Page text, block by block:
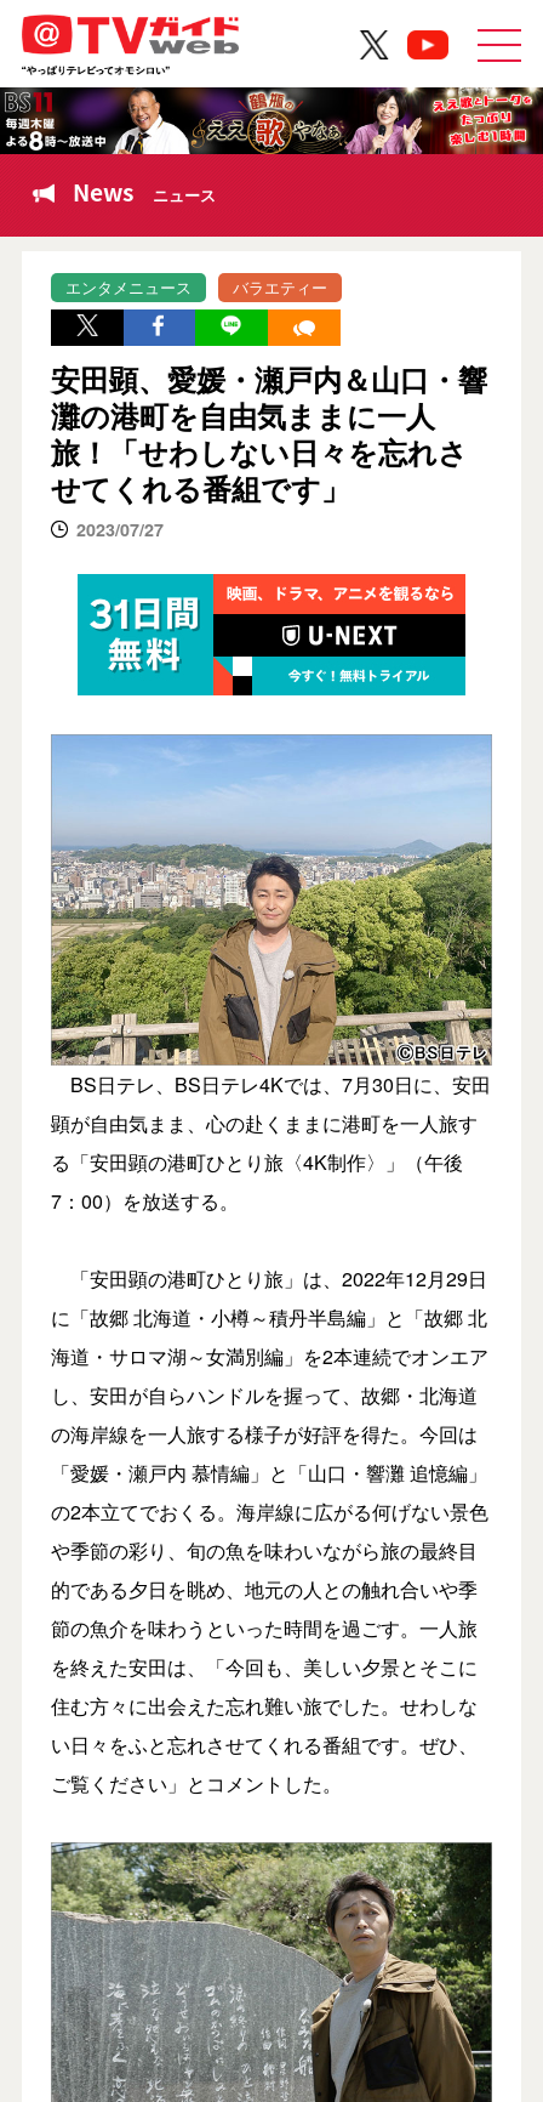
News ニュース
エンタメニュース バラエティー
安田顕、愛媛・瀬戸内＆山口・響
灘の港町を自由気ままに一人
旅！「せわしない日々を忘れさ
せてくれる番組です」
2023/07/27
BS日テレ、BS日テレ4Kでは、7月30日に、安田
顕が自由気まま、心の赴くままに港町を一人旅す
る「安田顕の港町ひとり旅〈4K制作〉」（午後
7：00）を放送する。
「安田顕の港町ひとり旅」は、2022年12月29日
に「故郷 北海道・小樽～積丹半島編」と「故郷 北
海道・サロマ湖～女満別編」を2本連続でオンエア
し、安田が自らハンドルを握って、故郷・北海道
の海岸線を一人旅する様子が好評を得た。今回は
「愛媛・瀬戸内 慕情編」と「山口・響灘 追憶編」
の2本立てでおくる。海岸線に広がる何げない景色
や季節の彩り、旬の魚を味わいながら旅の最終目
的である夕日を眺め、地元の人との触れ合いや季
節の魚介を味わうといった時間を過ごす。一人旅
を終えた安田は、「今回も、美しい夕景とそこに
住む方々に出会えた忘れ難い旅でした。せわしな
い日々をふと忘れさせてくれる番組です。ぜひ、
ご覧ください」とコメントした。